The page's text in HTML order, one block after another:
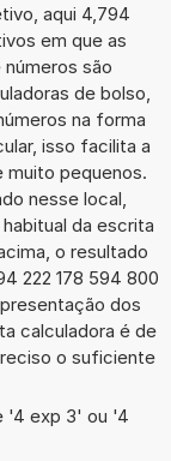
aqui 4,794
em que as
são
de bolso,
na forma
isso facilita a
muito pequenos.
nesse local,
da escrita
o resultado
222 178 594 800
dos
calculadora é de
o suficiente
'4 exp 3' ou '4